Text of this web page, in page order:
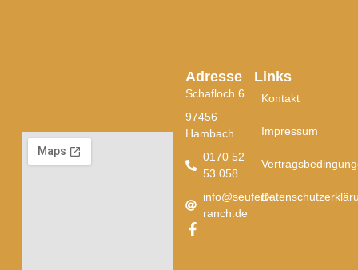
Links
Kontakt
Impressum
Adresse
Schafloch 6
97456
Hambach
0170 52
53 058
info@seufert-
ranch.de
F
a